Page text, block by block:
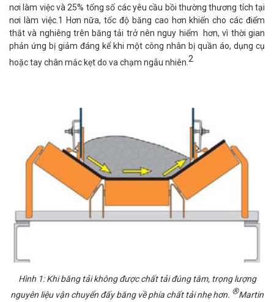
nơi làm việc và 25% tổng số các yêu cầu bồi thường thương tích tại
nơi làm việc.1 Hơn nữa, tốc độ băng cao hơn khiến cho các điểm
thắt và nghiêng trên băng tải trở nên nguy hiểm hơn, vì thời gian
phản ứng bị giảm đáng kể khi một công nhân bị quần áo, dụng cụ
hoặc tay chân mắc kẹt do va chạm ngẫu nhiên. 2
Hình 1: Khi băng tải không được chất tải đúng tâm, trọng lượng
nguyên liệu vận chuyển đấy băng về phía chất tải nhẹ hơn. ®Martin